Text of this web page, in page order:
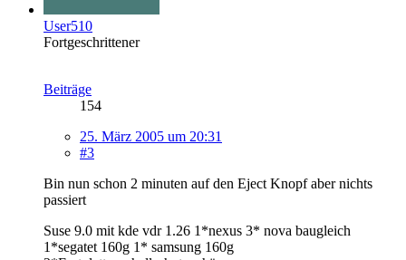
User510
Fortgeschrittener
Beiträge
154
25. März 2005 um 20:31
#3
Bin nun schon 2 minuten auf den Eject Knopf aber nichts
passiert
Suse 9.0 mit kde vdr 1.26 1*nexus 3* nova baugleich
1*segatet 160g 1* samsung 160g